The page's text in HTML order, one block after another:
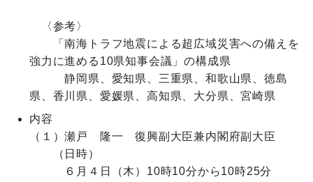
〈参考〉
「南海トラフ地震による超広域災害への備えを
強力に進める10県知事会議」の構成県
静岡県、愛知県、三重県、和歌山県、徳島
内容
（１）瀬戸　隆一　復興副大臣兼内閣府副大臣
（日時）
６月４日（木）10時10分から10時25分